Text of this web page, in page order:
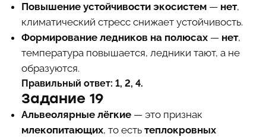
Повышение устойчивости экосистем— нет,
климатический стресс снижает устойчивость.
Формирование ледников на полюсах— нет,
температура повышается, ледники тают, а не
образуются.
Правильный ответ: 1, 2, 4.
Задание 19
Альвеолярные лёгкие— это признак
млекопитающих, то есть теплокровных